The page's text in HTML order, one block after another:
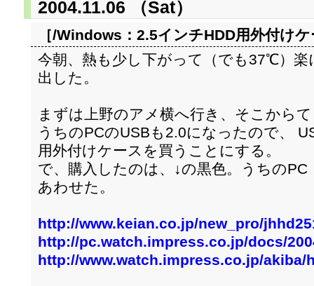
2004.11.06 （Sat）
［/Windows： 2.5インチHDD用外付け
今朝、熱も少し下がって（でも37℃）
出した。
まずは上野のアメ横へ行き、そこから
うちのPCのUSBも2.0になったので、
用外付けケースを買うことにする。
で、購入したのは、↓の黒色。うちの
あわせた。
http://www.keian.co.jp/new_pro/
http://pc.watch.impress.co.jp/docs/
http://www.watch.impress.co.jp/